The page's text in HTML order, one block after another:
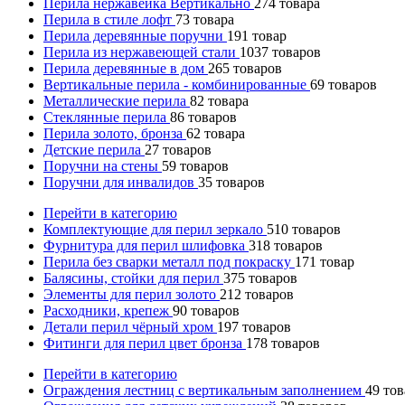
Перила нержавейка Вертикально 274 товара
Перила в стиле лофт 73 товара
Перила деревянные поручни 191 товар
Перила из нержавеющей стали 1037 товаров
Перила деревянные в дом 265 товаров
Вертикальные перила - комбинированные 69 товаров
Металлические перила 82 товара
Стеклянные перила 86 товаров
Перила золото, бронза 62 товара
Детские перила 27 товаров
Поручни на стены 59 товаров
Поручни для инвалидов 35 товаров
Перейти в категорию
Комплектующие для перил зеркало 510 товаров
Фурнитура для перил шлифовка 318 товаров
Перила без сварки металл под покраску 171 товар
Балясины, стойки для перил 375 товаров
Элементы для перил золото 212 товаров
Расходники, крепеж 90 товаров
Детали перил чёрный хром 197 товаров
Фитинги для перил цвет бронза 178 товаров
Перейти в категорию
Ограждения лестниц с вертикальным заполнением 49